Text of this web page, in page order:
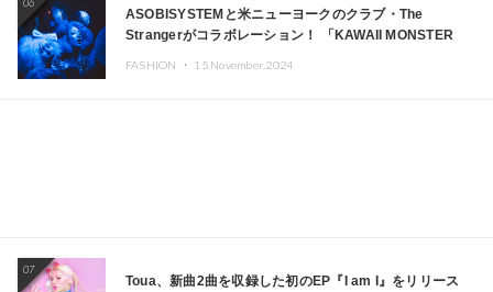
06
ASOBISYSTEMと米ニューヨークのクラブ・The
Strangerがコラボレーション！ 「KAWAII MONSTER
FASHION ・ 15.November.2024
07
Toua、新曲2曲を収録した初のEP『I am I』をリリース